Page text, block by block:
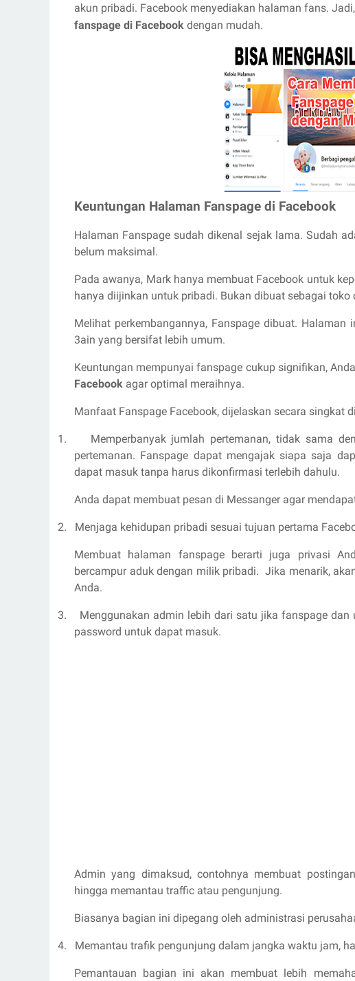
akun pribadi. Facebook menyediakan halaman fans.
fanspage di Facebook dengan mudah.
Keuntungan Halaman Fanspage di Facebook
Halaman Fanspage sudah dikenal sejak lama. Sudah
belum maksimal.
Pada awanya, Mark hanya membuat Facebook untuk
hanya diijinkan untuk pribadi. Bukan dibuat sebagai
Melihat perkembangannya, Fanspage dibuat.
3ain yang bersifat lebih umum.
Keuntungan mempunyai fanspage cukup signifikan,
Facebook agar optimal meraihnya.
Manfaat Fanspage Facebook, dijelaskan secara singkat
1.
Memperbanyak jumlah pertemanan, tidak sama
pertemanan. Fanspage dapat mengajak siapa saja
dapat masuk tanpa harus dikonfirmasi terlebih dahulu.
Anda dapat membuat pesan di Messanger agar
2. Menjaga kehidupan pribadi sesuai tujuan pertama
Membuat halaman fanspage berarti juga privasi
bercampur aduk dengan milik pribadi. Jika menarik,
Anda.
3.
Menggunakan admin lebih dari satu jika fanspage
password untuk dapat masuk.
Admin yang dimaksud, contohnya membuat
hingga memantau traffic atau pengunjung.
Biasanya bagian ini dipegang oleh administrasi
4. Memantau trafik pengunjung dalam jangka waktu jam,
Pemantauan bagian ini akan membuat lebih